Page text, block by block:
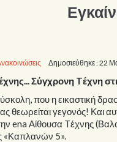
Δημοσιεύθηκε : 22
Σύγχρονη Tέχνη
που η εικαστική
θεωρείται γεγονός! Και
ena Αίθουσα Tέχνης
«Καπλανών 5».